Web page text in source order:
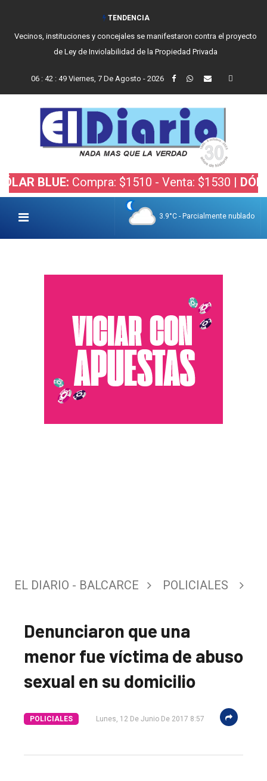
TENDENCIA
Vecinos, instituciones y concejales se manifestaron contra el proyecto
de Ley de Inviolabilidad de la Propiedad Privada
06 : 42 : 49 Viernes, 7 De Agosto - 2026
Compra: $1510 - Venta: $1530 |DÓLAR
3.9°C - Parcialmente nublado
único
EL DIARIO - BALCARCE POLICIALES
Denunciaron que una
menor fue víctima de abuso
sexual en su domicilio
POLICIALES Lunes, 12 De Junio De 2017 8:57